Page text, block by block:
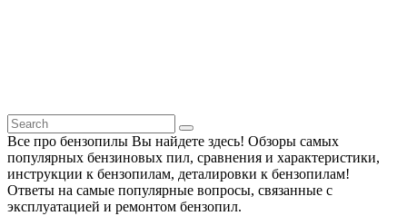
Все про бензопилы Вы найдете здесь! Обзоры самых
популярных бензиновых пил, сравнения и характеристики,
инструкции к бензопилам, деталировки к бензопилам!
Ответы на самые популярные вопросы, связанные с
эксплуатацией и ремонтом бензопил.